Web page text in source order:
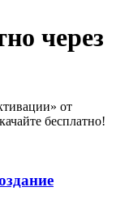
через
от
бесплатно!